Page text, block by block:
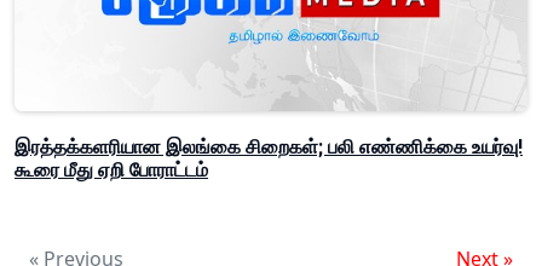
இரத்தக்களரியான இலங்கை சிறைகள்; பலி எண்ணிக்கை உயர்வு!
கூரை மீது ஏறி போராட்டம்
« Previous Next »